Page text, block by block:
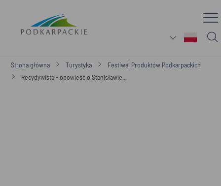
Strona główna Turystyka
Festiwal Produktów Podkarpackich
Recydywista - opowieść o Stanisławie...